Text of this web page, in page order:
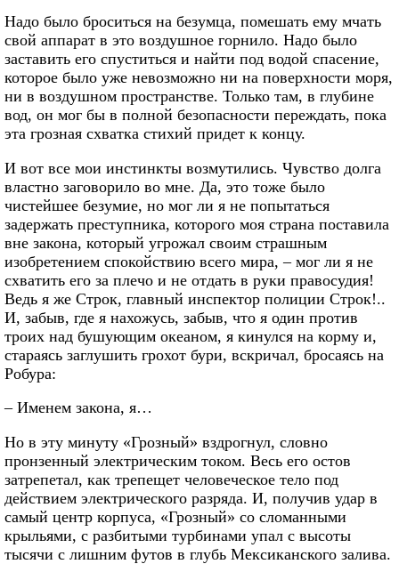
Надо было броситься на безумца, помешать ему мчать
свой аппарат в это воздушное горнило. Надо было
заставить его спуститься и найти под водой спасение,
которое было уже невозможно ни на поверхности моря,
ни в воздушном пространстве. Только там, в глубине
вод, он мог бы в полной безопасности переждать, пока
эта грозная схватка стихий придет к концу.
И вот все мои инстинкты возмутились. Чувство долга
властно заговорило во мне. Да, это тоже было
чистейшее безумие, но мог ли я не попытаться
задержать преступника, которого моя страна поставила
вне закона, который угрожал своим страшным
изобретением спокойствию всего мира, – мог ли я не
схватить его за плечо и не отдать в руки правосудия!
Ведь я же Строк, главный инспектор полиции Строк!..
И, забыв, где я нахожусь, забыв, что я один против
троих над бушующим океаном, я кинулся на корму и,
стараясь заглушить грохот бури, вскричал, бросаясь на
Робура:
– Именем закона, я…
Но в эту минуту «Грозный» вздрогнул, словно
пронзенный электрическим током. Весь его остов
затрепетал, как трепещет человеческое тело под
действием электрического разряда. И, получив удар в
самый центр корпуса, «Грозный» со сломанными
крыльями, с разбитыми турбинами упал с высоты
тысячи с лишним футов в глубь Мексиканского залива.